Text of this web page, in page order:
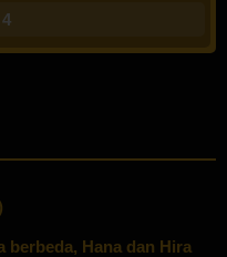
berbeda, Hana dan Hira